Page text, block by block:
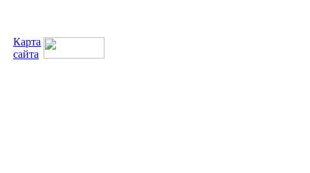
Карта
сайта